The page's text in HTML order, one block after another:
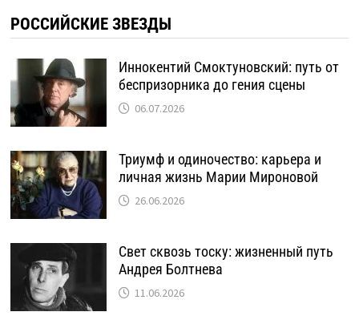
РОССИЙСКИЕ ЗВЕЗДЫ
Иннокентий Смоктуновский: путь от
беспризорника до гения сцены
06.07.2026
Триумф и одиночество: карьера и
личная жизнь Марии Мироновой
26.06.2026
Свет сквозь тоску: жизненный путь
Андрея Болтнева
11.06.2026